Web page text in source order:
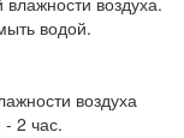
водой.
воздуха
2 час.